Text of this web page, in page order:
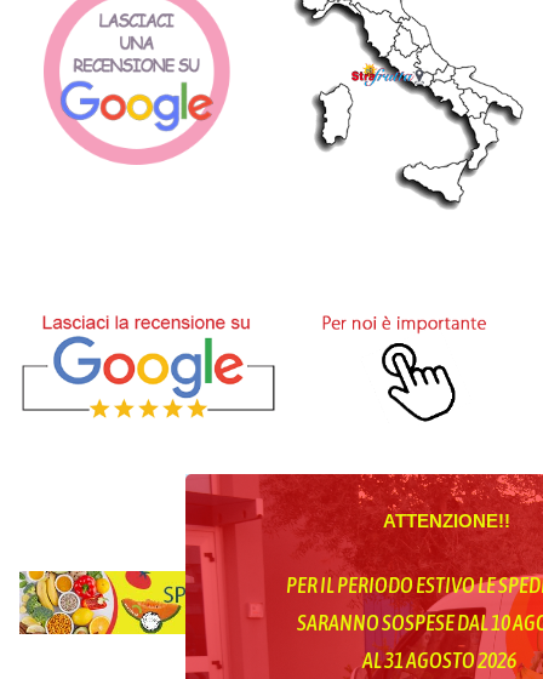
ATTENZIONE!!
PER IL PERIODO ESTIVO LE
SARANNO SOSPESE DAL 10
AL 31 AGOSTO 2026